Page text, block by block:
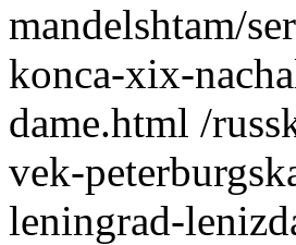
mandelshtam/
konca-xix-
dame.html /
vek-
leningrad-